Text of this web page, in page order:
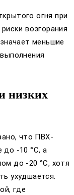
огня при
возгорания
меньшие
низких
что ПВХ-
до -10 °C, а
до -20 °C, хотя
ухудшается.
где